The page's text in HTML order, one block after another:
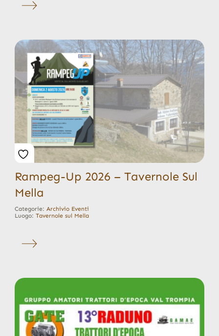
Rampeg-Up 2026 – Tavernole Sul
Mella
Categorie: Archivio Eventi
Luogo: Tavernole sul Mella